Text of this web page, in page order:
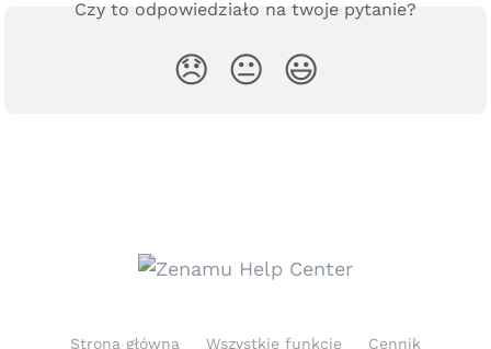
Czy to odpowiedziało na twoje pytanie?
😞 😐 😃
Strona główna Wszystkie funkcje Cennik